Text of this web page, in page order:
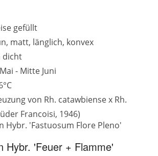
gefüllt
matt, länglich, konvex
dicht
- Mitte Juni
von Rh. catawbiense x Rh.
Francoisi, 1946)
Hybr. 'Feuer + Flamme'